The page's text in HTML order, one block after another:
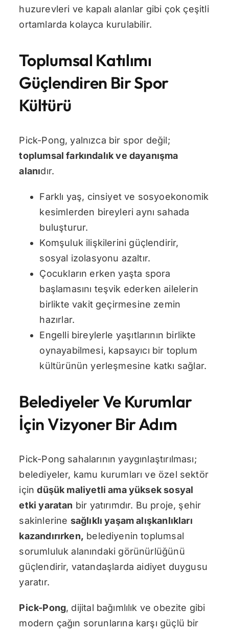
huzurevleri ve kapalı alanlar gibi çok çeşitli
ortamlarda kolayca kurulabilir.
Toplumsal Katılımı
Güçlendiren Bir Spor
Kültürü
Pick-Pong, yalnızca bir spor değil;
toplumsal farkındalık ve dayanışma
alanıdır.
Farklı yaş, cinsiyet ve sosyoekonomik
kesimlerden bireyleri aynı sahada
buluşturur.
Komşuluk ilişkilerini güçlendirir,
sosyal izolasyonu azaltır.
Çocukların erken yaşta spora
başlamasını teşvik ederken ailelerin
birlikte vakit geçirmesine zemin
hazırlar.
Engelli bireylerle yaşıtlarının birlikte
oynayabilmesi, kapsayıcı bir toplum
kültürünün yerleşmesine katkı sağlar.
Belediyeler Ve Kurumlar
İçin Vizyoner Bir Adım
Pick-Pong sahalarının yaygınlaştırılması;
belediyeler, kamu kurumları ve özel sektör
içindüşük maliyetli ama yüksek sosyal
etki yaratan bir yatırımdır. Bu proje, şehir
sakinlerine sağlıklı yaşam alışkanlıkları
kazandırırken, belediyenin toplumsal
sorumluluk alanındaki görünürlüğünü
güçlendirir, vatandaşlarda aidiyet duygusu
yaratır.
Pick-Pong, dijital bağımlılık ve obezite gibi
modern çağın sorunlarına karşı güçlü bir